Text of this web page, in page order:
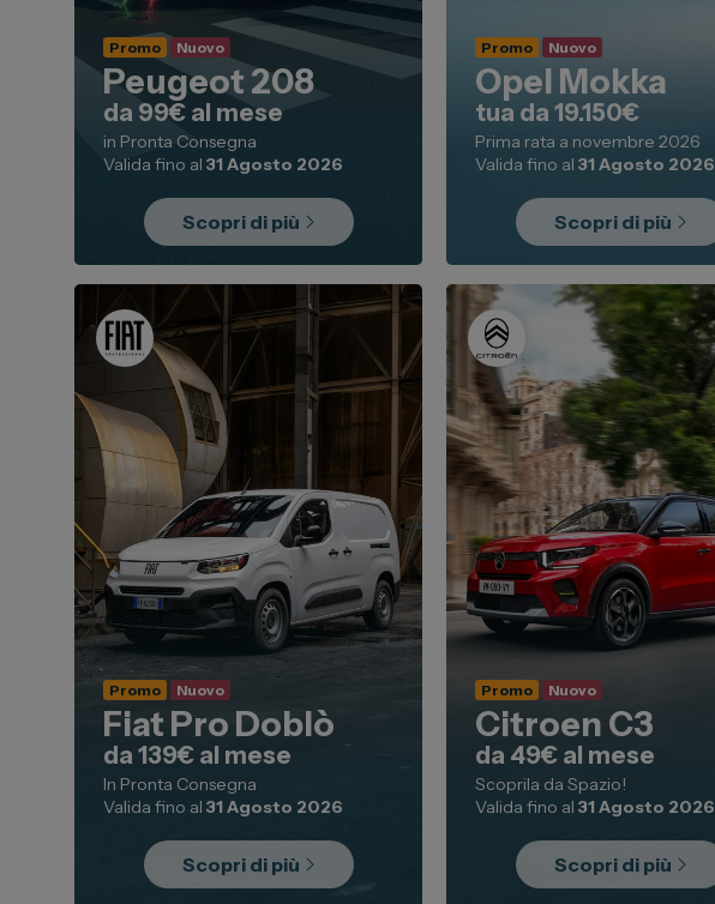
Promo Nuovo
Peugeot 208
da 99€ al mese
in Pronta Consegna
Valida fino al 31 Agosto 2026
Scopri di più
Promo Nuovo
Opel Mokka
tua da 19.150€
Prima rata a novembre 2026
Valida fino al 31 Agosto 2026
Scopri di più
Promo Nuovo
Fiat Pro Doblò
da 139€ al mese
In Pronta Consegna
Valida fino al 31 Agosto 2026
Scopri di più
Promo Nuovo
Citroen C3
da 49€ al mese
Scoprila da Spazio!
Valida fino al 31 Agosto 2026
Scopri di più